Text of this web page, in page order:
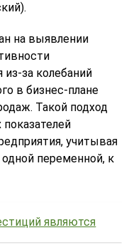
на выявлении
за колебаний
в бизнес-плане
Такой подход
учитывая
переменной, к
являются